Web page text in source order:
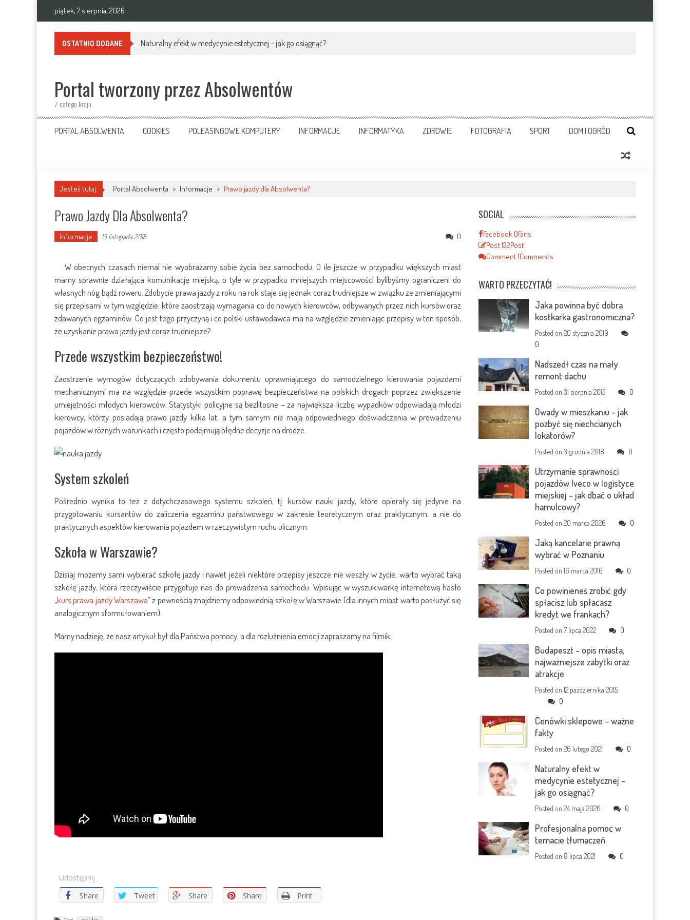
piątek, 7 sierpnia, 2026
OSTATNIO DODANE Naturalny efekt w medycynie estetycznej – jak go osiągnąć?
Portal tworzony przez Absolwentów
Z całego kraju
PORTAL ABSOLWENTA COOKIES POLEASINGOWE KOMPUTERY INFORMACJE INFORMATYKA ZDROWIE FOTOGRAFIA SPORT DOM I OGRÓD
Jesteś tutaj: Portal Absolwenta > Informacje > Prawo jazdy dla Absolwenta?
Prawo Jazdy Dla Absolwenta?
Informacje 13 listopada 2015 0
W obecnych czasach niemal nie wyobrażamy sobie życia bez samochodu. O ile jeszcze w przypadku większych miast
mamy sprawnie działająca komunikację miejską, o tyle w przypadku mniejszych miejscowości bylibyśmy ograniczeni do
własnych nóg bądź roweru. Zdobycie prawa jazdy z roku na rok staje się jednak coraz trudniejsze w związku ze zmieniającymi
się przepisami w tym względzie, które zaostrzają wymagania co do nowych kierowców, odbywanych przez nich kursów oraz
zdawanych egzaminów. Co jest tego przyczyną i co polski ustawodawca ma na względzie zmieniając przepisy w ten sposób,
że uzyskanie prawa jazdy jest coraz trudniejsze?
Przede wszystkim bezpieczeństwo!
Zaostrzenie wymogów dotyczących zdobywania dokumentu uprawniającego do samodzielnego kierowania pojazdami
mechanicznymi ma na względzie przede wszystkim poprawę bezpieczeństwa na polskich drogach poprzez zwiększenie
umiejętności młodych kierowców. Statystyki policyjne są bezlitosne – za największa liczbę wypadków odpowiadają młodzi
kierowcy, którzy posiadają prawo jazdy kilka lat, a tym samym nie mają odpowiedniego doświadczenia w prowadzeniu
pojazdów w różnych warunkach i często podejmują błędne decyzje na drodze.
System szkoleń
Pośrednio wynika to też z dotychczasowego systemu szkoleń, tj. kursów nauki jazdy, które opierały się jedynie na
przygotowaniu kursantów do zaliczenia egzaminu państwowego w zakresie teoretycznym oraz praktycznym, a nie do
praktycznych aspektów kierowania pojazdem w rzeczywistym ruchu ulicznym.
Szkoła w Warszawie?
Dzisiaj możemy sami wybierać szkołę jazdy i nawet jeżeli niektóre przepisy jeszcze nie weszły w życie, warto wybrać taką
szkołę jazdy, która rzeczywiście przygotuje nas do prowadzenia samochodu. Wpisując w wyszukiwarkę internetową hasło
„kurs prawa jazdy Warszawa” z pewnością znajdziemy odpowiednią szkołę w Warszawie (dla innych miast warto posłużyć się
analogicznym sformułowaniem).
Mamy nadzieję, że nasz artykuł był dla Państwa pomocy, a dla rozluźnienia emocji zapraszamy na filmik:
Udostępnij
Share
Tweet Share Share Print
SOCIAL
Facebook 0Fans
Post132Post
Comment1Comments
WARTO PRZECZYTAĆ!
Jaka powinna być dobra
kostkarka gastronomiczna?
Posted on20 stycznia 2019
0
Nadszedł czas na mały
remont dachu
Posted on31 sierpnia 2015 0
Owady w mieszkaniu – jak
pozbyć się niechcianych
lokatorów?
Posted on3 grudnia 2018 0
Utrzymanie sprawności
pojazdów Iveco w logistyce
miejskiej – jak dbać o układ
hamulcowy?
Posted on20 marca 2026 0
Jaką kancelarie prawną
wybrać w Poznaniu
Posted on16 marca 2016 0
Co powinieneś zrobić gdy
spłacisz lub spłacasz
kredyt we frankach?
Posted on7 lipca 2022 0
Budapeszt – opis miasta,
najważniejsze zabytki oraz
atrakcje
Posted on12 października 2015
0
Cenówki sklepowe – ważne
fakty
Posted on26 lutego 2021 0
Naturalny efekt w
medycynie estetycznej –
jak go osiągnąć?
Posted on24 maja 2026 0
Profesjonalna pomoc w
temacie tłumaczeń
Posted on 8 lipca 2021 0